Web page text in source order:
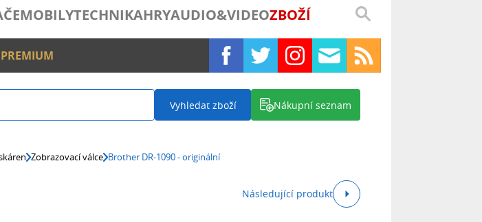
MOBILYTECHNIKAHRYAUDIO&VIDEOZBOŽÍ
PREMIUM
Vyhledat zboží Nákupní seznam
Zobrazovací válce Brother DR-1090 - originální
Následující produkt